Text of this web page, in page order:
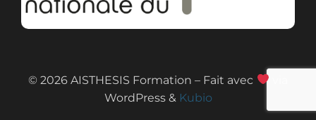
© 2026 AISTHESIS Formation – Fait avec
WordPress & Kubio